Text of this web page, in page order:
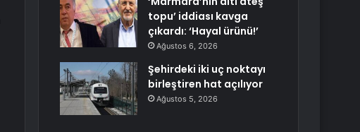
topu’ iddiası kavga
çıkardı: ‘Hayal ürünü!’
Ağustos 6, 2026
Şehirdeki iki uç noktayı
birleştiren hat açılıyor
Ağustos 5, 2026